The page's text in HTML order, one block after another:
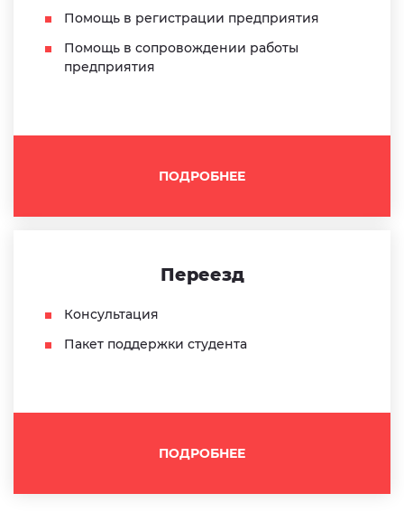
Помощь в регистрации предприятия
Помощь в сопровождении работы
предприятия
ПОДРОБНЕЕ
Переезд
Консультация
Пакет поддержки студента
ПОДРОБНЕЕ